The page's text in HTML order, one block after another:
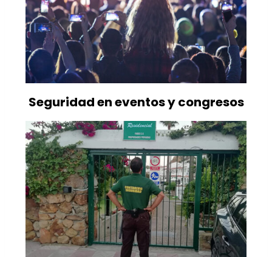
Seguridad en eventos y congresos